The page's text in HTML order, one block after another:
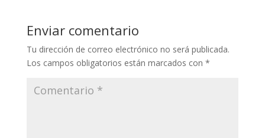
Enviar comentario
Tu dirección de correo electrónico no será publicada.
Los campos obligatorios están marcados con *